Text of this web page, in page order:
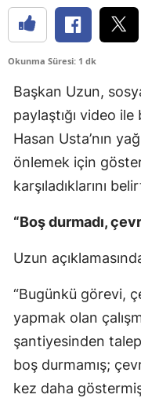
Okunma Süresi: 1 dk
Başkan Uzun,
paylaştığı video ile
Hasan Usta’nın
önlemek için
karşıladıklarını
“Boş durmadı,
Uzun
“Bugünkü görevi,
yapmak olan
şantiyesinden
boş durmamış;
kez daha